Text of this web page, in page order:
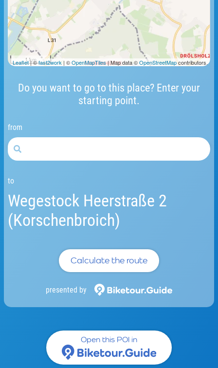
Do you want to go to this place? Enter your
starting point.
from
to
Wegestock Heerstraße 2
(Korschenbroich)
Calculate the route
presented by
1 km
Leaflet| ©fast2work | ©OpenMapTiles| Map data ©OpenStreetMapcontributors.
Open this POI in